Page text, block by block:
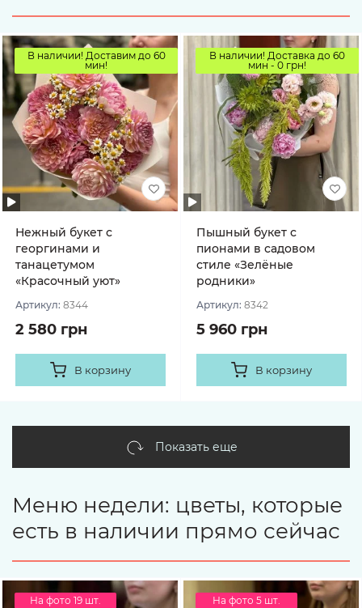
В наличии! Доставим до 60
мин!
Нежный букет с
георгинами и
танацетумом
«Красочный уют»
Артикул: 8344
2 580 грн
В корзину
В наличии! Доставка до 60
мин - 0 грн!
Пышный букет с
пионами в садовом
стиле «Зелёные
родники»
Артикул: 8342
5 960 грн
В корзину
Показать еще
Меню недели: цветы, которые
есть в наличии прямо сейчас
На фото 19 шт.
На фото 5 шт.